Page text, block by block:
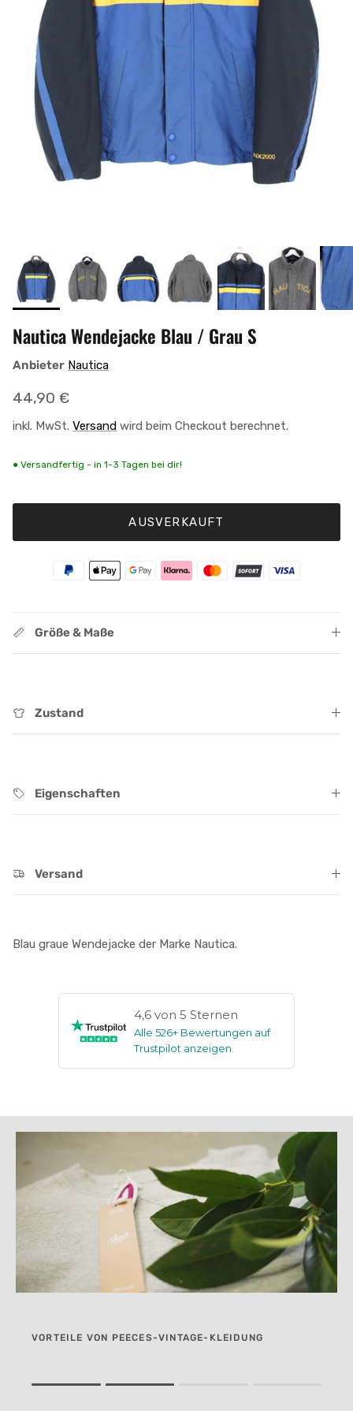
Nautica Wendejacke Blau / Grau S
Anbieter Nautica
Normaler Preis
44,90 €
inkl. MwSt. Versand wird beim Checkout berechnet.
● Versandfertig - in 1-3 Tagen bei dir!
AUSVERKAUFT
Größe & Maße
Zustand
Eigenschaften
Versand
Blau graue Wendejacke der Marke Nautica.
4,6 von 5 Sternen
Alle 526+ Bewertungen auf
Trustpilot anzeigen
VORTEILE VON PEECES-VINTAGE-KLEIDUNG